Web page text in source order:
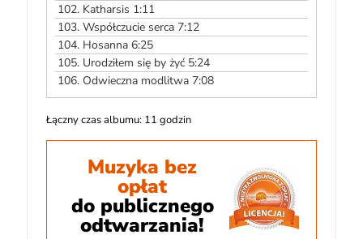
102. Katharsis 1:11
103.Współczucie serca 7:12
104. Hosanna 6:25
105. Urodziłem się by żyć 5:24
106. Odwieczna modlitwa 7:08
Łączny czas albumu: 11 godzin
Muzyka bez
opłat
do publicznego
odtwarzania!